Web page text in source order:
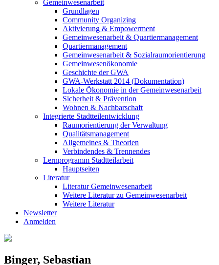
Gemeinwesenarbeit
Grundlagen
Community Organizing
Aktivierung & Empowerment
Gemeinwesenarbeit & Quartiermanagement
Quartiermanagement
Gemeinwesenarbeit & Sozialraumorientierung
Gemeinwesenökonomie
Geschichte der GWA
GWA-Werkstatt 2014 (Dokumentation)
Lokale Ökonomie in der Gemeinwesenarbeit
Sicherheit & Prävention
Wohnen & Nachbarschaft
Integrierte Stadtteilentwicklung
Raumorientierung der Verwaltung
Qualitätsmanagement
Allgemeines & Theorien
Verbindendes & Trennendes
Lernprogramm Stadtteilarbeit
Hauptseiten
Literatur
Literatur Gemeinwesenarbeit
Weitere Literatur zu Gemeinwesenarbeit
Weitere Literatur
Newsletter
Anmelden
Binger, Sebastian